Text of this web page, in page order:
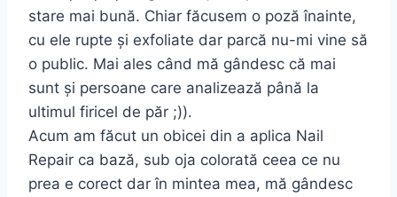
stare mai bună. Chiar făcusem o poză înainte,
cu ele rupte și exfoliate dar parcă nu-mi vine să
o public. Mai ales când mă gândesc că mai
sunt și persoane care analizează până la
ultimul firicel de păr ;)).
Acum am făcut un obicei din a aplica Nail
Repair ca bază, sub oja colorată ceea ce nu
prea e corect dar în mintea mea, mă gândesc